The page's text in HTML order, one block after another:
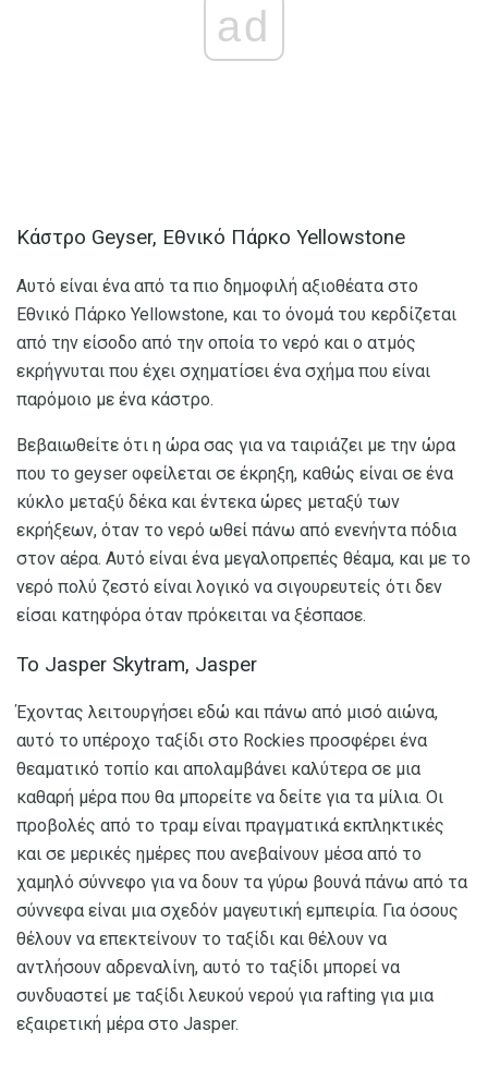
ad
Κάστρο Geyser, Εθνικό Πάρκο Yellowstone
Αυτό είναι ένα από τα πιο δημοφιλή αξιοθέατα στο
Εθνικό Πάρκο Yellowstone, και το όνομά του κερδίζεται
από την είσοδο από την οποία το νερό και ο ατμός
εκρήγνυται που έχει σχηματίσει ένα σχήμα που είναι
παρόμοιο με ένα κάστρο.
Βεβαιωθείτε ότι η ώρα σας για να ταιριάζει με την ώρα
που το geyser οφείλεται σε έκρηξη, καθώς είναι σε ένα
κύκλο μεταξύ δέκα και έντεκα ώρες μεταξύ των
εκρήξεων, όταν το νερό ωθεί πάνω από ενενήντα πόδια
στον αέρα. Αυτό είναι ένα μεγαλοπρεπές θέαμα, και με το
νερό πολύ ζεστό είναι λογικό να σιγουρευτείς ότι δεν
είσαι κατηφόρα όταν πρόκειται να ξέσπασε.
Το Jasper Skytram, Jasper
Έχοντας λειτουργήσει εδώ και πάνω από μισό αιώνα,
αυτό το υπέροχο ταξίδι στο Rockies προσφέρει ένα
θεαματικό τοπίο και απολαμβάνει καλύτερα σε μια
καθαρή μέρα που θα μπορείτε να δείτε για τα μίλια. Οι
προβολές από το τραμ είναι πραγματικά εκπληκτικές
και σε μερικές ημέρες που ανεβαίνουν μέσα από το
χαμηλό σύννεφο για να δουν τα γύρω βουνά πάνω από τα
σύννεφα είναι μια σχεδόν μαγευτική εμπειρία. Για όσους
θέλουν να επεκτείνουν το ταξίδι και θέλουν να
αντλήσουν αδρεναλίνη, αυτό το ταξίδι μπορεί να
συνδυαστεί με ταξίδι λευκού νερού για rafting για μια
εξαιρετική μέρα στο Jasper.